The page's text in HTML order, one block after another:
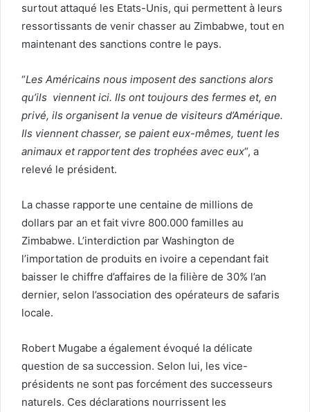
surtout attaqué les Etats-Unis, qui permettent à leurs
ressortissants de venir chasser au Zimbabwe, tout en
maintenant des sanctions contre le pays.
“Les Américains nous imposent des sanctions alors
qu’ils viennent ici. Ils ont toujours des fermes et, en
privé, ils organisent la venue de visiteurs d’Amérique.
Ils viennent chasser, se paient eux-mêmes, tuent les
animaux et rapportent des trophées avec eux“, a
relevé le président.
La chasse rapporte une centaine de millions de
dollars par an et fait vivre 800.000 familles au
Zimbabwe. L’interdiction par Washington de
l’importation de produits en ivoire a cependant fait
baisser le chiffre d’affaires de la filière de 30% l’an
dernier, selon l’association des opérateurs de safaris
locale.
Robert Mugabe a également évoqué la délicate
question de sa succession. Selon lui, les vice-
présidents ne sont pas forcément des successeurs
naturels. Ces déclarations nourrissent les